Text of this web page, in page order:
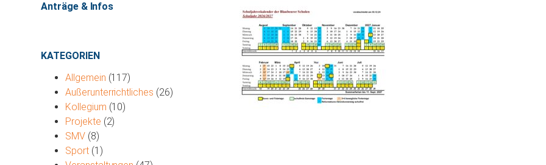
Anträge & Infos
KATEGORIEN
Allgemein (117)
Außerunterrichtliches (26)
Kollegium (10)
Projekte (2)
SMV(8)
Sport(1)